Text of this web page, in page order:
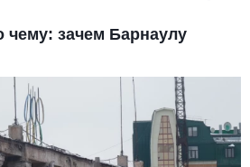
чему: зачем Барнаулу